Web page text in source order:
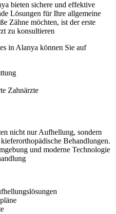
bieten sichere und effektive
Lösungen für Ihre allgemeine
Zähne möchten, ist der erste
zu konsultieren
in Alanya können Sie auf
Zahnärzte
nicht nur Aufhellung, sondern
Behandlungen.
und moderne Technologie